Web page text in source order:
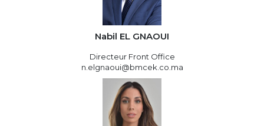
Nabil EL GNAOUI
Directeur Front Office
n.elgnaoui@bmcek.co.ma